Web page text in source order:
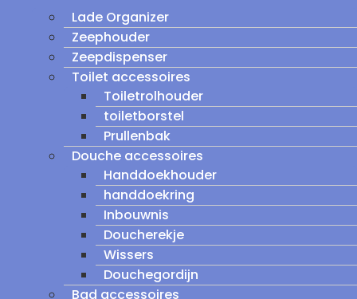
Lade Organizer
Zeephouder
Zeepdispenser
Toilet accessoires
Toiletrolhouder
toiletborstel
Prullenbak
Douche accessoires
Handdoekhouder
handdoekring
Inbouwnis
Doucherekje
Wissers
Douchegordijn
Bad accessoires